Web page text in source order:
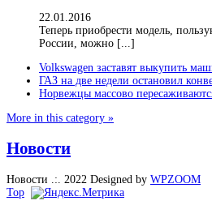
22.01.2016
Теперь приобрести модель,
России, можно [...]
Volkswagen заставят выкупить
ГАЗ на две недели остановил
Норвежцы массово
More in this category »
Новости
Новости .:. 2022 Designed by WPZOOM
Top